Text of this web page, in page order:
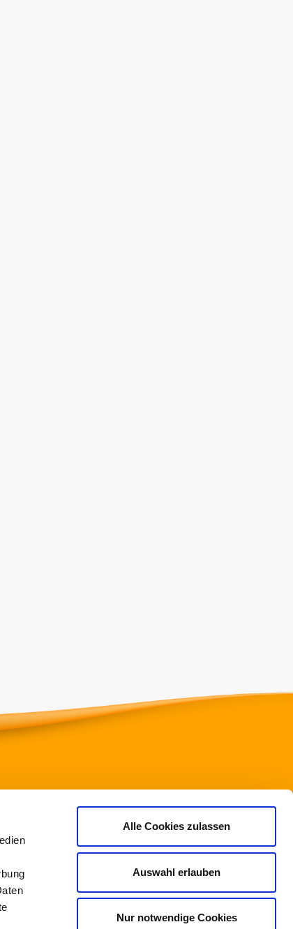
Alle Cookies zulassen
Auswahl erlauben
Nur notwendige Cookies
Schneise 8
0
99